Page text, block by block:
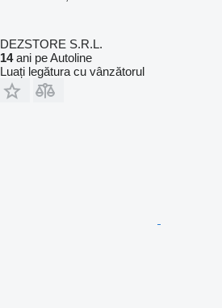
DEZSTORE S.R.L.
14ani pe Autoline
Luați legătura cu vânzătorul